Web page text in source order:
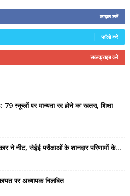
लाइक करें
फॉलो करें
सब्सक्राइब करें
पर मान्यता रद्द होने का खतरा, शिक्षा
ने नीट, जेईई परीक्षाओं के शानदार परिणामों के...
पर अध्यापक निलंबित